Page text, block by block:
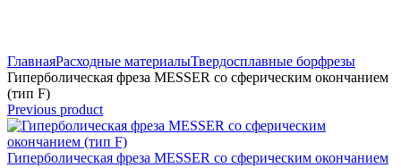
ГлавнаяРасходные материалыТвердосплавные борфрезы
Гиперболическая фреза MESSER со сферическим окончанием
(тип F)
Previous product
Гиперболическая фреза MESSER со сферическим окончанием